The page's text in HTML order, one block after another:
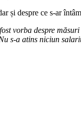
și despre ce s-ar
vorba despre
s-a atins niciun